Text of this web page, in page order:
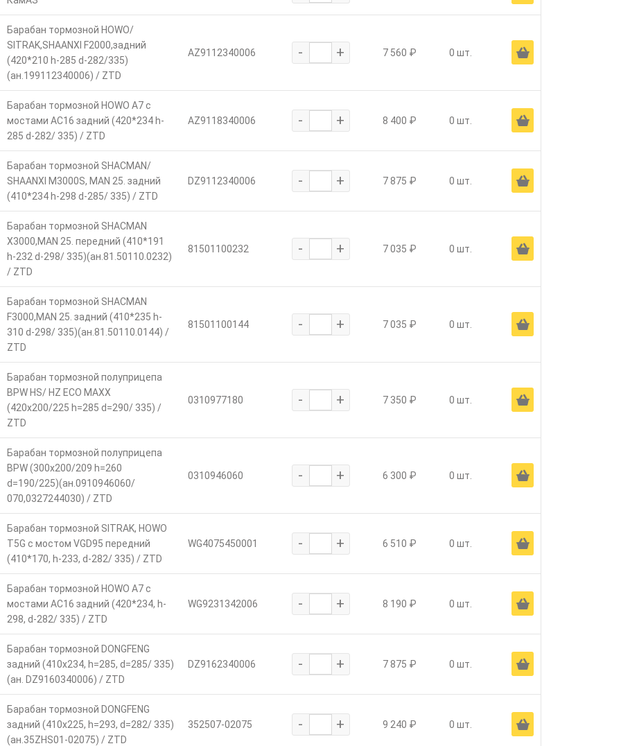
Барабан тормозной HOWO/
SITRAK,SHAANXI F2000,задний
(420*210 h-285 d-282/335)
(ан.199112340006) / ZTD
AZ9112340006 - + 7 560 ₽ 0 шт. Ä
Барабан тормозной HOWO A7 с
мостами AC16 задний (420*234 h-
285 d-282/ 335) / ZTD
AZ9118340006 - + 8 400 ₽ 0 шт. Ä
Барабан тормозной SHACMAN/
SHAANXI M3000S, MAN 25. задний
(410*234 h-298 d-285/ 335) / ZTD
DZ9112340006 - + 7 875 ₽ 0 шт. Ä
Барабан тормозной SHACMAN
Х3000,MAN 25. передний (410*191
h-232 d-298/ 335)(ан.81.50110.0232)
/ ZTD
81501100232 - + 7 035 ₽ 0 шт. Ä
Барабан тормозной SHACMAN
F3000,MAN 25. задний (410*235 h-
310 d-298/ 335)(ан.81.50110.0144) /
ZTD
81501100144 - + 7 035 ₽ 0 шт. Ä
Барабан тормозной полуприцепа
BPW HS/ HZ ECO MAXX
(420х200/225 h=285 d=290/ 335) /
ZTD
0310977180 - + 7 350 ₽ 0 шт. Ä
Барабан тормозной полуприцепа
BPW (300x200/209 h=260
d=190/225)(ан.0910946060/
070,0327244030) / ZTD
0310946060 - + 6 300 ₽ 0 шт. Ä
Барабан тормозной SITRAK, HOWO
T5G с мостом VGD95 передний
(410*170, h-233, d-282/ 335) / ZTD
WG4075450001 - + 6 510 ₽ 0 шт. Ä
Барабан тормозной HOWO A7 с
мостами AC16 задний (420*234, h-
298, d-282/ 335) / ZTD
WG9231342006 - + 8 190 ₽ 0 шт. Ä
Барабан тормозной DONGFENG
задний (410x234, h=285, d=285/ 335)
(ан. DZ9160340006) / ZTD
DZ9162340006 - + 7 875 ₽ 0 шт. Ä
Барабан тормозной DONGFENG
задний (410x225, h=293, d=282/ 335)
(ан.35ZHS01-02075) / ZTD
352507-02075 - + 9 240 ₽ 0 шт. Ä